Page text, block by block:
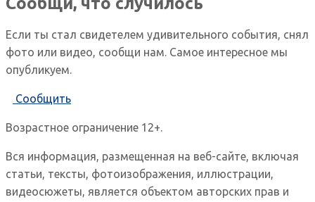
Если ты стал свидетелем удивительного события, снял
фото или видео, сообщи нам. Самое интересное мы
опубликуем.
Сообщить
Возрастное ограничение 12+.
Вся информация, размещенная на веб-сайте, включая
статьи, тексты, фотоизображения, иллюстрации,
видеосюжеты, является объектом авторских прав и